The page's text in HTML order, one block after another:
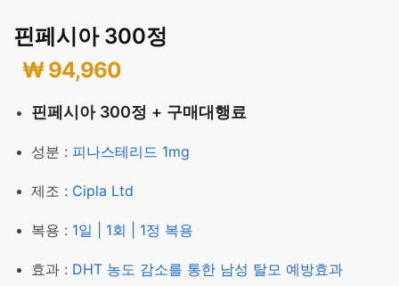
핀페시아 300정
₩94,960
핀페시아 300정 + 구매대행료
성분 : 피나스테리드 1mg
제조 : Cipla Ltd
복용 : 1일 | 1회 | 1정 복용
효과 : DHT 농도 감소를 통한 남성 탈모 예방효과